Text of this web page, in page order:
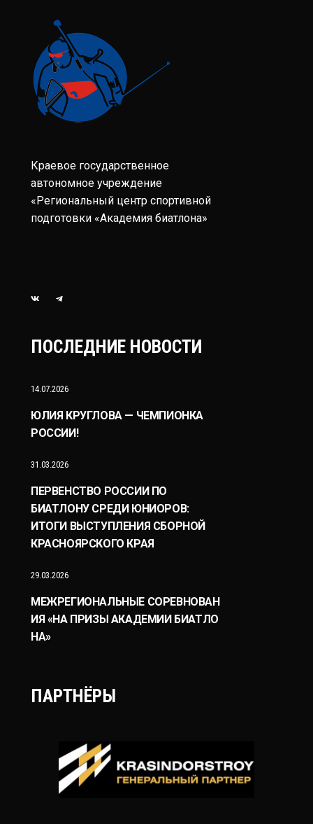
Краевое государственное
автономное учреждение
«Региональный центр спортивной
подготовки «Академия биатлона»
ПОСЛЕДНИЕ НОВОСТИ
14.07.2026
ЮЛИЯ КРУГЛОВА — ЧЕМПИОНКА
РОССИИ!
31.03.2026
ПЕРВЕНСТВО РОССИИ ПО
БИАТЛОНУ СРЕДИ ЮНИОРОВ:
ИТОГИ ВЫСТУПЛЕНИЯ СБОРНОЙ
КРАСНОЯРСКОГО КРАЯ
29.03.2026
МЕЖРЕГИОНАЛЬНЫЕ СОРЕВНОВАН
ИЯ «НА ПРИЗЫ АКАДЕМИИ БИАТЛО
НА»
ПАРТНЁРЫ